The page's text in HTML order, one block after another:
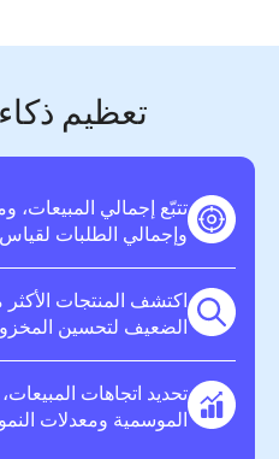
تعظيم
تتبّع إجمالي
وإجمالي الطلبات
اكتشف المنتجات الأكثر
الضعيف لتحسين
تحديد اتجاهات
الموسمية ومعدلات